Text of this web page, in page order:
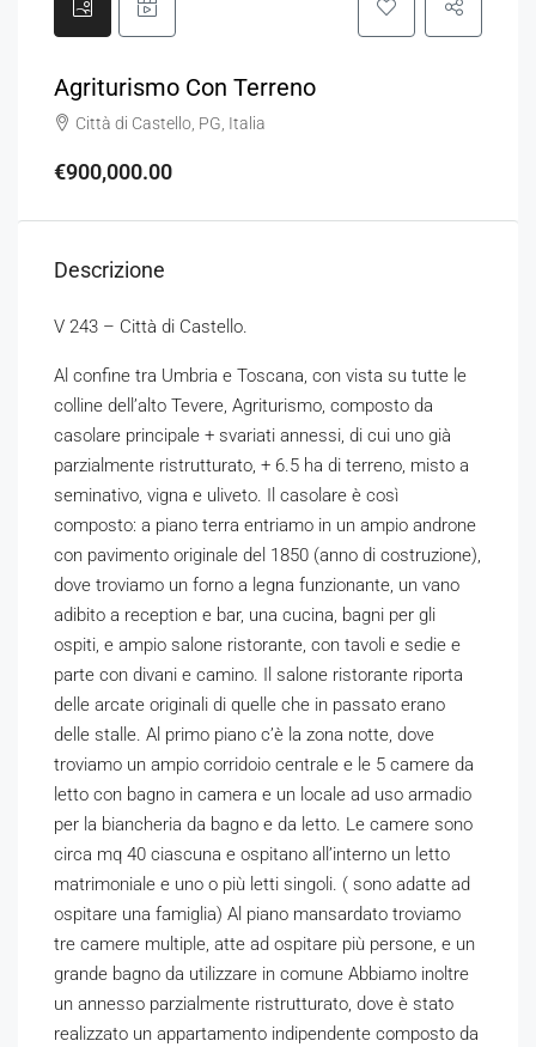
Agriturismo Con Terreno
Città di Castello, PG, Italia
€900,000.00
Descrizione
V 243 – Città di Castello.
Al confine tra Umbria e Toscana, con vista su tutte le
colline dell’alto Tevere, Agriturismo, composto da
casolare principale + svariati annessi, di cui uno già
parzialmente ristrutturato, + 6.5 ha di terreno, misto a
seminativo, vigna e uliveto. Il casolare è così
composto: a piano terra entriamo in un ampio androne
con pavimento originale del 1850 (anno di costruzione),
dove troviamo un forno a legna funzionante, un vano
adibito a reception e bar, una cucina, bagni per gli
ospiti, e ampio salone ristorante, con tavoli e sedie e
parte con divani e camino. Il salone ristorante riporta
delle arcate originali di quelle che in passato erano
delle stalle. Al primo piano c’è la zona notte, dove
troviamo un ampio corridoio centrale e le 5 camere da
letto con bagno in camera e un locale ad uso armadio
per la biancheria da bagno e da letto. Le camere sono
circa mq 40 ciascuna e ospitano all’interno un letto
matrimoniale e uno o più letti singoli. ( sono adatte ad
ospitare una famiglia) Al piano mansardato troviamo
tre camere multiple, atte ad ospitare più persone, e un
grande bagno da utilizzare in comune Abbiamo inoltre
un annesso parzialmente ristrutturato, dove è stato
realizzato un appartamento indipendente composto da